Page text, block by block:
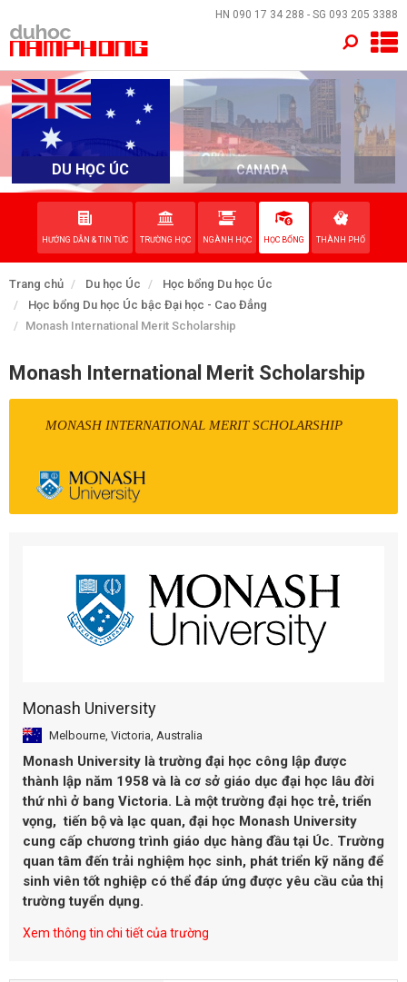
HN 090 17 34 288 - SG 093 205 3388
DU HỌC ÚC CANADA
HƯỚNG DẪN & TIN TỨC TRƯỜNG HỌC NGÀNH HỌC HỌC BỔNG THÀNH PHỐ
Trang chủ Du học Úc
Học bổng Du học Úc
Học bổng Du học Úc bậc Đại học - Cao Đẳng
Monash International Merit Scholarship
Monash International Merit Scholarship
MONASH INTERNATIONAL MERIT SCHOLARSHIP
Monash University
Melbourne, Victoria, Australia
Monash University là trường đại học công lập được
thành lập năm 1958 và là cơ sở giáo dục đại học lâu đời
thứ nhì ở bang Victoria. Là một trường đại học trẻ, triển
vọng, tiến bộ và lạc quan, đại học Monash University
cung cấp chương trình giáo dục hàng đầu tại Úc. Trường
quan tâm đến trải nghiệm học sinh, phát triển kỹ năng để
sinh viên tốt nghiệp có thể đáp ứng được yêu cầu của thị
trường tuyển dụng.
Xem thông tin chi tiết của trường
×
TRANG CHỦ
QUỐC GIA
EVENTS
VỀ NAM PHONG
LIÊN HỆ